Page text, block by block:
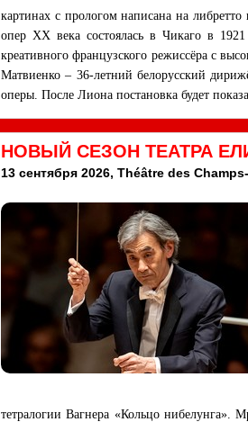
картинах с прологом написана на
опер ХХ века состоялась в Чикаго в
креативного французского режиссёра с
Матвиенко – 36-летний белорусский
оперы. После Лиона постановка будет
НОВЫЙ СЕЗОН ТЕАТРА
13 сентября 2026, Théâtre des
тетралогии Вагнера «Кольцо нибелунга».